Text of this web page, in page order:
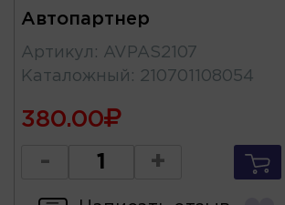
Автопартнер
Артикул : AVPAS2107
Каталожный : 210701108054
380.00
- +